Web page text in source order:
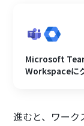
Microsoft
Workspaceに
進むと、ワーク